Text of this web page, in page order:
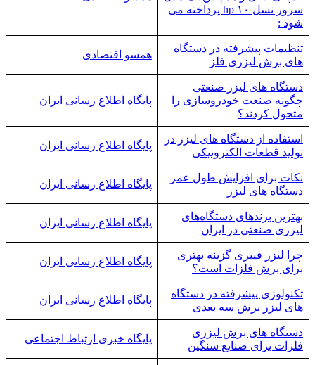
سرور نسل ۱۰ hp پرداخته می
شود :
تنظیمات پیشرفته در دستگاه
های برش لیزری فلز
همسو اقتصادی
دستگاه های لیزر صنعتی
چگونه صنعت خودروسازی را
متحول کردند؟
پایگاه اطلاع رسانی ایران
استفاده از دستگاه های لیزر در
تولید قطعات الکترونیکی
پایگاه اطلاع رسانی ایران
نکات برای افزایش طول عمر
دستگاه های لیزر
پایگاه اطلاع رسانی ایران
بهترین برندهای دستگاه‌های
لیزری صنعتی در ایران
پایگاه اطلاع رسانی ایران
چرا لیزر فیبری گزینه بهتری
برای برش فلزات است؟
پایگاه اطلاع رسانی ایران
تکنولوژی پیشرفته در دستگاه
های لیزر برش سه بعدی
پایگاه اطلاع رسانی ایران
دستگاه های برش لیزری
فلزات برای صنایع سنگین
پایگاه خبری ارتباط اجتماعی